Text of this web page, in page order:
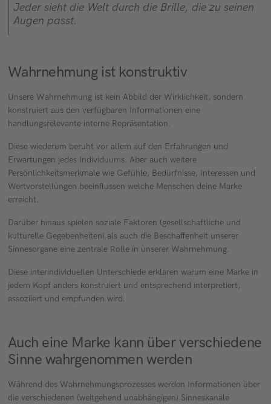
Jeder sieht die Welt durch die Brille, die zu seinen
Augen passt.
Wahrnehmung ist konstruktiv
Unsere Wahrnehmung ist kein Abbild der Wirklichkeit, sondern
konstruiert aus den verfügbaren Informationen eine
handlungsrelevante interne Repräsentation.
Diese wiederum beruht vor allem auf den Erfahrungen und
Erwartungen jedes Individuums. Aber auch weitere
Persönlichkeitsmerkmale wie Gefühle, Bedürfnisse, Interessen und
Wertvorstellungen beeinflussen welche Menschen deine Marke
erreicht.
Darüber hinaus spielen soziale Faktoren (gesellschaftliche und
kulturelle Gegebenheiten) als auch die Beschaffenheit unserer
Sinnesorgane eine zentrale Rolle in unserer Wahrnehmung.
Diese interindividuellen Unterschiede erklären warum eine Marke in
jedem Kopf anders konstruiert und entsprechend interpretiert,
assoziiert und empfunden wird.
Auch eine Marke kann über verschiedene
Sinne wahrgenommen werden
Während des Wahrnehmungsprozesses werden Informationen über
die verschiedenen (weitgehend unabhängigen) Sinneskanäle